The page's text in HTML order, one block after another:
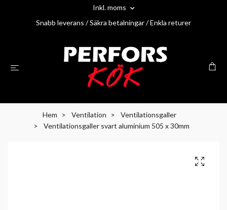
Inkl. moms
Snabb leverans / Säkra betalningar / Enkla returer
Hem Ventilation
Ventilationsgaller
Ventilationsgaller svart aluminium 505 x 30mm